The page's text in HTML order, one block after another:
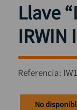
Llave
IRWIN
Referencia:
No